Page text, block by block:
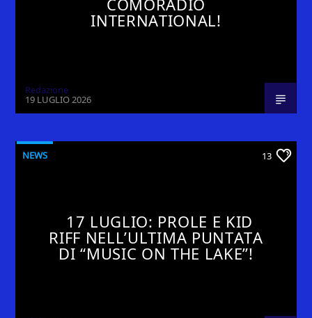
COMORADIO
INTERNATIONAL!
Redazione
19 LUGLIO 2026
NEWS 13
17 LUGLIO: PROLE E KID
RIFF NELL’ULTIMA PUNTATA
DI “MUSIC ON THE LAKE”!